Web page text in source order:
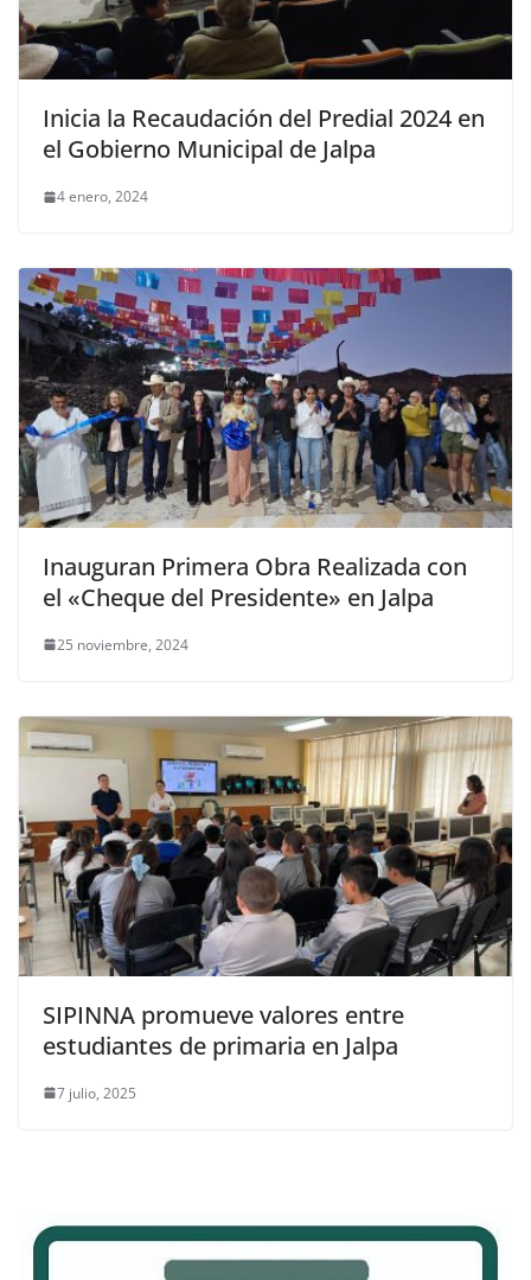
Inicia la Recaudación del Predial 2024 en
el Gobierno Municipal de Jalpa
4 enero, 2024
Inauguran Primera Obra Realizada con
el «Cheque del Presidente» en Jalpa
25 noviembre, 2024
SIPINNA promueve valores entre
estudiantes de primaria en Jalpa
7 julio, 2025